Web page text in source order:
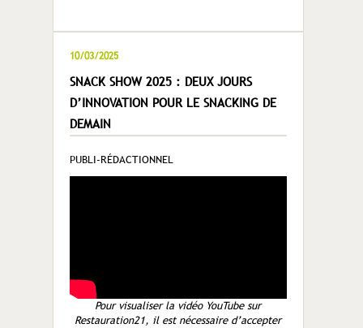
10/03/2025
SNACK SHOW 2025 : DEUX JOURS
D’INNOVATION POUR LE SNACKING DE
DEMAIN
PUBLI-RÉDACTIONNEL
Pour visualiser la vidéo YouTube sur
Restauration21, il est nécessaire d’accepter